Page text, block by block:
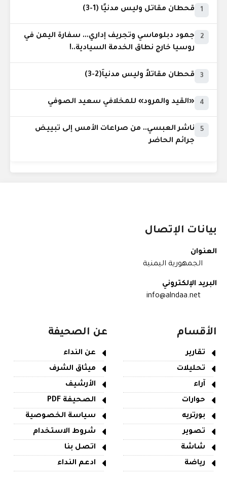
1 قحطان مقاتل وليس مدنيًا (1-3)
2
جمود دبلوماسي وتجريف إداري... سفارة اليمن في
روسيا خارج نطاق الخدمة السيادية..!
3 قحطان مقاتلاً وليس مدنياً(2-3)
4 «القيد والمرود» للمخلافي سعيد الصوفي
5
ناشر العبسي.. من صراعات الأمس إلى تبييض
جرائم الحاضر
بيانات الإتصال
العنوان
الجمهورية اليمنية
البريد الإلكتروني
info@alndaa.net
الأقسام
تقارير
تحليلات
آراء
حوارات
بورتريه
تصوير
شاشة
رياضة
عن الصحيفة
عن النداء
ميثاق الشرف
الأرشيف
الصحيفة PDF
سياسة الخصوصية
شروط الاستخدام
اتصل بنا
ادعم النداء